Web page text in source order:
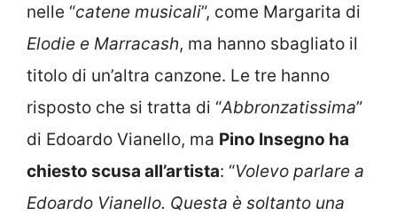
nelle “catene musicali”, come Margarita di
Elodie e Marracash, ma hanno sbagliato il
titolo di un’altra canzone. Le tre hanno
risposto che si tratta di “Abbronzatissima”
di Edoardo Vianello, ma Pino Insegno ha
chiesto scusa all’artista: “Volevo parlare a
Edoardo Vianello. Questa è soltanto una